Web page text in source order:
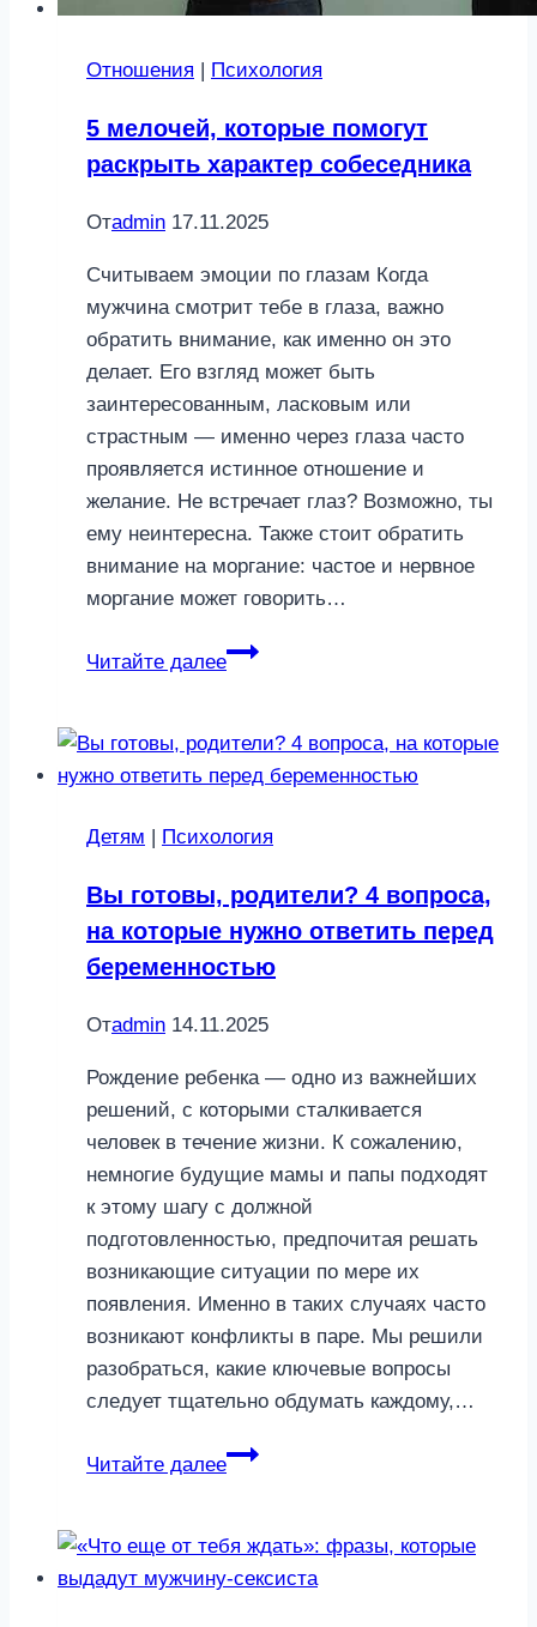
Отношения Психология
5 мелочей, которые помогут
раскрыть характер собеседника
Отadmin 17.11.2025
Считываем эмоции по глазам Когда
мужчина смотрит тебе в глаза, важно
обратить внимание, как именно он это
делает. Его взгляд может быть
заинтересованным, ласковым или
страстным — именно через глаза часто
проявляется истинное отношение и
желание. Не встречает глаз? Возможно, ты
ему неинтересна. Также стоит обратить
внимание на моргание: частое и нервное
моргание может говорить…
Читайте далее
5
помогут
раскрыть
собеседника
Детям Психология
Вы готовы, родители? 4 вопроса,
на которые нужно ответить перед
беременностью
Отadmin 14.11.2025
Рождение ребенка — одно из важнейших
решений, с которыми сталкивается
человек в течение жизни. К сожалению,
немногие будущие мамы и папы подходят
к этому шагу с должной
подготовленностью, предпочитая решать
возникающие ситуации по мере их
появления. Именно в таких случаях часто
возникают конфликты в паре. Мы решили
разобраться, какие ключевые вопросы
следует тщательно обдумать каждому,…
Читайте далее
Вы
4
вопроса,